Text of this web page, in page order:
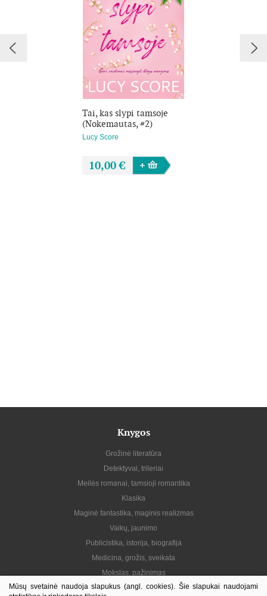
žaistų ritulį, tačiau tam atsiranda kliūčių. Sugedus
įrengimams, tenka dalytis ledo arena su dailiojo čiuožimo
komanda, kuriai priklauso ir akivaizdžiai Nato neapkenčianti
Visgi, Anastasijos čiuožimo partnerio perspektyvoms panirus į
miglą, ar tik neteks jai kreiptis pagalbos į Natą?
Žiežirbos lekia, tik Anastasijai tai nė motais... Juk neįmanoma
susižavėti ledo ritulininku, tiesa?
Tai, kas slypi tamsoje
(Nokemautas, #2)
Lucy Score
10,00 €
Knygos
Grožinė literatūra
Detektyvai, trileriai
Meilės romanai, tamsioji romantika
Klasika
Maginė fantastika, maginis realizmas
Vaikų, jaunimo
Publicistika, istorija, biografija
Medicina, grožis, sveikata
Mokslas, pažinimas
Praktinė, gyvenimo būdas
Mūsų svetainė naudoja slapukus (angl. cookies). Šie slapukai naudojami